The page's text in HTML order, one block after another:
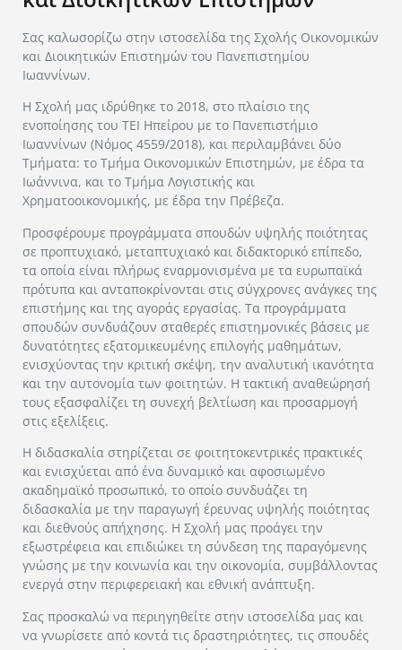
Σας καλωσορίζω στην ιστοσελίδα της Σχολής Οικονομικών
και Διοικητικών Επιστημών του Πανεπιστημίου
Ιωαννίνων.
Η Σχολή μας ιδρύθηκε το 2018, στο πλαίσιο της
ενοποίησης του ΤΕΙ Ηπείρου με το Πανεπιστήμιο
Ιωαννίνων (Νόμος 4559/2018), και περιλαμβάνει δύο
Τμήματα: το Τμήμα Οικονομικών Επιστημών, με έδρα τα
Ιωάννινα, και το Τμήμα Λογιστικής και
Χρηματοοικονομικής, με έδρα την Πρέβεζα.
Προσφέρουμε προγράμματα σπουδών υψηλής ποιότητας
σε προπτυχιακό, μεταπτυχιακό και διδακτορικό επίπεδο,
τα οποία είναι πλήρως εναρμονισμένα με τα ευρωπαϊκά
πρότυπα και ανταποκρίνονται στις σύγχρονες ανάγκες της
επιστήμης και της αγοράς εργασίας. Τα προγράμματα
σπουδών συνδυάζουν σταθερές επιστημονικές βάσεις με
δυνατότητες εξατομικευμένης επιλογής μαθημάτων,
ενισχύοντας την κριτική σκέψη, την αναλυτική ικανότητα
και την αυτονομία των φοιτητών. Η τακτική αναθεώρησή
τους εξασφαλίζει τη συνεχή βελτίωση και προσαρμογή
στις εξελίξεις.
Η διδασκαλία στηρίζεται σε φοιτητοκεντρικές πρακτικές
και ενισχύεται από ένα δυναμικό και αφοσιωμένο
ακαδημαϊκό προσωπικό, το οποίο συνδυάζει τη
διδασκαλία με την παραγωγή έρευνας υψηλής ποιότητας
και διεθνούς απήχησης. Η Σχολή μας προάγει την
εξωστρέφεια και επιδιώκει τη σύνδεση της παραγόμενης
γνώσης με την κοινωνία και την οικονομία, συμβάλλοντας
ενεργά στην περιφερειακή και εθνική ανάπτυξη.
Σας προσκαλώ να περιηγηθείτε στην ιστοσελίδα μας και
να γνωρίσετε από κοντά τις δραστηριότητες, τις σπουδές